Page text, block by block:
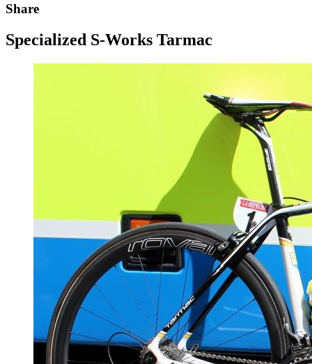
Share
Specialized S-Works Tarmac